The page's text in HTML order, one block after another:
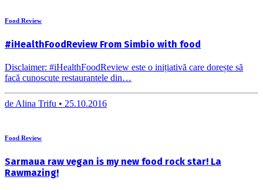
Food Review
#iHealthFoodReview From Simbio with food
Disclaimer: #iHealthFoodReview este o inițiativă care dorește să
facă cunoscute restaurantele din…
de Alina Trifu • 25.10.2016
Food Review
Sarmaua raw vegan is my new food rock star! La
Rawmazing!